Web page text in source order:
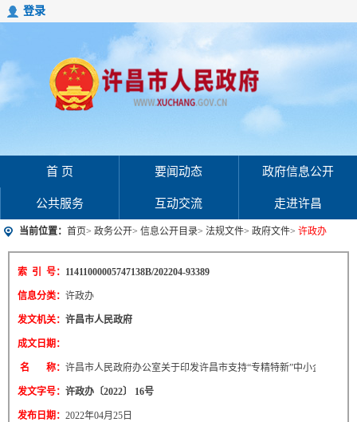
登录
首 页 要闻动态 政府信息公开
公共服务 互动交流 走进许昌
当前位置： 首页> 政务公开> 信息公开目录> 法规文件> 政府文件> 许政办
索 引 号： 11411000005747138B/202204-93389
信息分类： 许政办
发文机关： 许昌市人民政府
成文日期：
名 称： 许昌市人民政府办公室关于印发许昌市支持“专精特新”中小企业高质
发文字号： 许政办〔2022〕 16号
发布日期： 2022年04月25日